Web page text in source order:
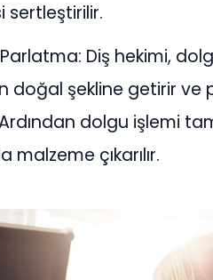
sertleştirilir.
Diş hekimi,
doğal şekline getirir ve
dolgu işlemi
çıkarılır.